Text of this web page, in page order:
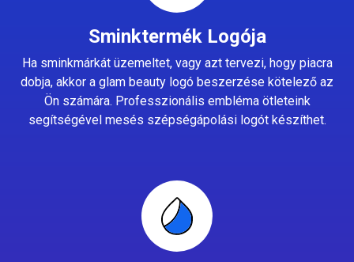
Sminktermék Logója
Ha sminkmárkát üzemeltet, vagy azt tervezi, hogy piacra
dobja, akkor a glam beauty logó beszerzése kötelező az
Ön számára. Professzionális embléma ötleteink
segítségével mesés szépségápolási logót készíthet.